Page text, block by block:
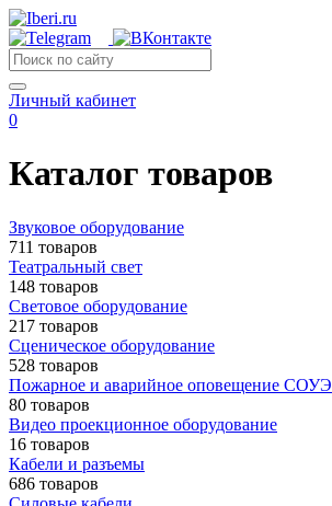
Личный кабинет
0
Каталог товаров
Звуковое оборудование
711 товаров
Театральный свет
148 товаров
Световое оборудование
217 товаров
Сценическое оборудование
528 товаров
Пожарное и аварийное оповещение СОУЭ
80 товаров
Видео проекционное оборудование
16 товаров
Кабели и разъемы
686 товаров